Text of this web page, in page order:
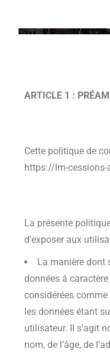
ARTICLE 1 :
Cette politique de
https://lm-
La présente
d’exposer aux
La manière dont
données à
considérées
les données étant
utilisateur. Il s’agit
nom, de l’âge, de